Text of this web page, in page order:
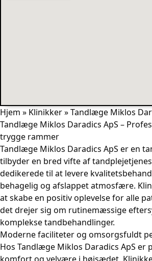
Hjem » Klinikker»Tandlæge Miklos
Tandlæge Miklos Daradics ApS –
trygge rammer
Tandlæge Miklos Daradics ApS er en
tilbyder en bred vifte af
dedikerede til at levere
behagelig og afslappet atmosfære.
at skabe en positiv oplevelse for alle
det drejer sig om rutinemæssige
komplekse tandbehandlinger.
Moderne faciliteter og omsorgsfuldt
Hos Tandlæge Miklos Daradics ApS er